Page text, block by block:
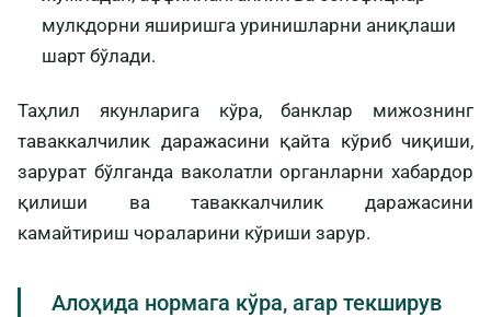
мулкдорни яширишга уринишларни аниқлаши
шарт бўлади.
Таҳлил якунларига кўра, банклар мижознинг
таваккалчилик даражасини қайта кўриб чиқиши,
зарурат бўлганда ваколатли органларни хабардор
қилиши ва таваккалчилик даражасини
камайтириш чораларини кўриши зарур.
Алоҳида нормага кўра, агар текширув